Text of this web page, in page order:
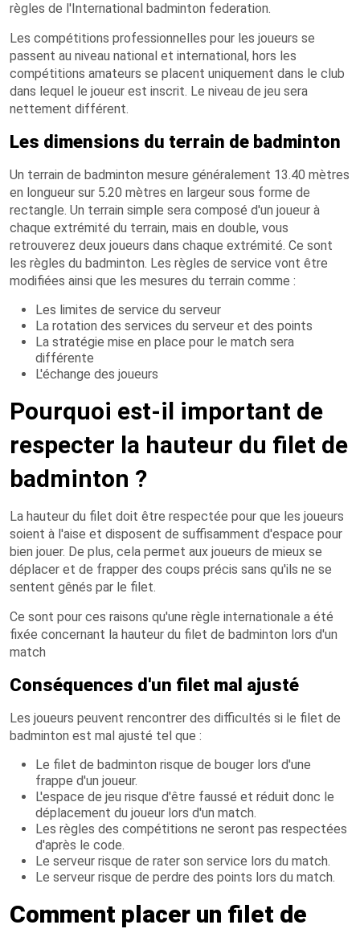
règles de l'International badminton federation.
Les compétitions professionnelles pour les joueurs se
passent au niveau national et international, hors les
compétitions amateurs se placent uniquement dans le club
dans lequel le joueur est inscrit. Le niveau de jeu sera
nettement différent.
Les dimensions du terrain de badminton
Un terrain de badminton mesure généralement 13.40 mètres
en longueur sur 5.20 mètres en largeur sous forme de
rectangle. Un terrain simple sera composé d'un joueur à
chaque extrémité du terrain, mais en double, vous
retrouverez deux joueurs dans chaque extrémité. Ce sont
les règles du badminton. Les règles de service vont être
modifiées ainsi que les mesures du terrain comme :
Les limites de service du serveur
La rotation des services du serveur et des points
La stratégie mise en place pour le match sera
différente
L'échange des joueurs
Pourquoi est-il important de
respecter la hauteur du filet de
badminton ?
La hauteur du filet doit être respectée pour que les joueurs
soient à l'aise et disposent de suffisamment d'espace pour
bien jouer. De plus, cela permet aux joueurs de mieux se
déplacer et de frapper des coups précis sans qu'ils ne se
sentent gênés par le filet.
Ce sont pour ces raisons qu'une règle internationale a été
fixée concernant la hauteur du filet de badminton lors d'un
match
Conséquences d'un filet mal ajusté
Les joueurs peuvent rencontrer des difficultés si le filet de
badminton est mal ajusté tel que :
Le filet de badminton risque de bouger lors d'une
frappe d'un joueur.
L'espace de jeu risque d'être faussé et réduit donc le
déplacement du joueur lors d'un match.
Les règles des compétitions ne seront pas respectées
d'après le code.
Le serveur risque de rater son service lors du match.
Le serveur risque de perdre des points lors du match.
Comment placer un filet de